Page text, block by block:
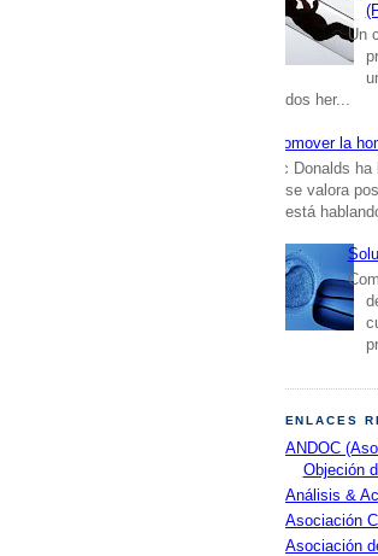
Un
dos her...
Promover la
Mc Donalds
se valora
está
ENLACES
ANDOC
Objeción
Análisis &
Asociación
Asociación